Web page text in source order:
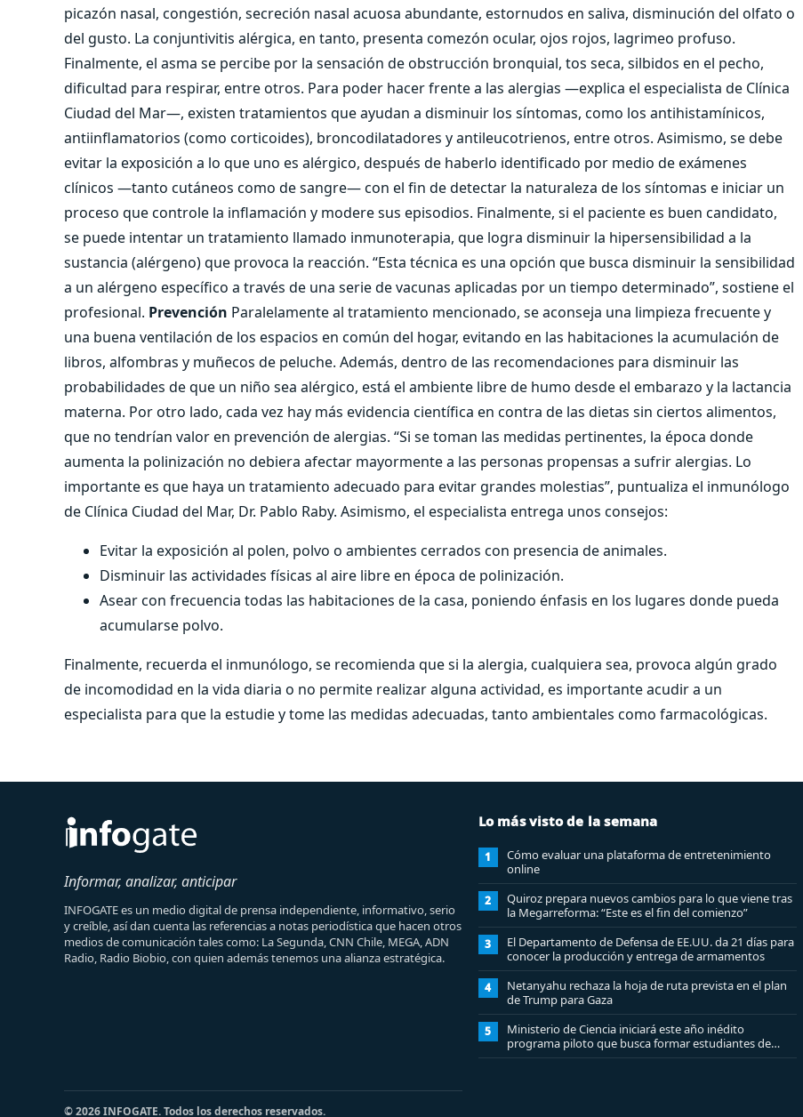
picazón nasal, congestión, secreción nasal acuosa abundante, estornudos en saliva, disminución del olfato o
del gusto. La conjuntivitis alérgica, en tanto, presenta comezón ocular, ojos rojos, lagrimeo profuso.
Finalmente, el asma se percibe por la sensación de obstrucción bronquial, tos seca, silbidos en el pecho,
dificultad para respirar, entre otros. Para poder hacer frente a las alergias ―explica el especialista de Clínica
Ciudad del Mar―, existen tratamientos que ayudan a disminuir los síntomas, como los antihistamínicos,
antiinflamatorios (como corticoides), broncodilatadores y antileucotrienos, entre otros. Asimismo, se debe
evitar la exposición a lo que uno es alérgico, después de haberlo identificado por medio de exámenes
clínicos ―tanto cutáneos como de sangre― con el fin de detectar la naturaleza de los síntomas e iniciar un
proceso que controle la inflamación y modere sus episodios. Finalmente, si el paciente es buen candidato,
se puede intentar un tratamiento llamado inmunoterapia, que logra disminuir la hipersensibilidad a la
sustancia (alérgeno) que provoca la reacción. “Esta técnica es una opción que busca disminuir la sensibilidad
a un alérgeno específico a través de una serie de vacunas aplicadas por un tiempo determinado”, sostiene el
profesional. Prevención Paralelamente al tratamiento mencionado, se aconseja una limpieza frecuente y
una buena ventilación de los espacios en común del hogar, evitando en las habitaciones la acumulación de
libros, alfombras y muñecos de peluche. Además, dentro de las recomendaciones para disminuir las
probabilidades de que un niño sea alérgico, está el ambiente libre de humo desde el embarazo y la lactancia
materna. Por otro lado, cada vez hay más evidencia científica en contra de las dietas sin ciertos alimentos,
que no tendrían valor en prevención de alergias. “Si se toman las medidas pertinentes, la época donde
aumenta la polinización no debiera afectar mayormente a las personas propensas a sufrir alergias. Lo
importante es que haya un tratamiento adecuado para evitar grandes molestias”, puntualiza el inmunólogo
de Clínica Ciudad del Mar, Dr. Pablo Raby. Asimismo, el especialista entrega unos consejos:
Evitar la exposición al polen, polvo o ambientes cerrados con presencia de animales.
Disminuir las actividades físicas al aire libre en época de polinización.
Asear con frecuencia todas las habitaciones de la casa, poniendo énfasis en los lugares donde pueda
acumularse polvo.
Finalmente, recuerda el inmunólogo, se recomienda que si la alergia, cualquiera sea, provoca algún grado
de incomodidad en la vida diaria o no permite realizar alguna actividad, es importante acudir a un
especialista para que la estudie y tome las medidas adecuadas, tanto ambientales como farmacológicas.
Informar, analizar, anticipar
INFOGATE es un medio digital de prensa independiente, informativo, serio
y creíble, así dan cuenta las referencias a notas periodística que hacen otros
medios de comunicación tales como: La Segunda, CNN Chile, MEGA, ADN
Radio, Radio Biobio, con quien además tenemos una alianza estratégica.
Lo más visto de la semana
1
Cómo evaluar una plataforma de entretenimiento
online
2
Quiroz prepara nuevos cambios para lo que viene tras
la Megarreforma: “Este es el fin del comienzo”
3
El Departamento de Defensa de EE.UU. da 21 días para
conocer la producción y entrega de armamentos
4
Netanyahu rechaza la hoja de ruta prevista en el plan
de Trump para Gaza
5
Ministerio de Ciencia iniciará este año inédito
programa piloto que busca formar estudiantes de
enseñanza media en ciberseguridad
© 2026 INFOGATE. Todos los derechos reservados.